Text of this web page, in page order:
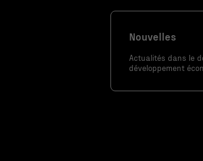
Nouvelles
Actualités dans le
développement
du site Web.
Afin que nous